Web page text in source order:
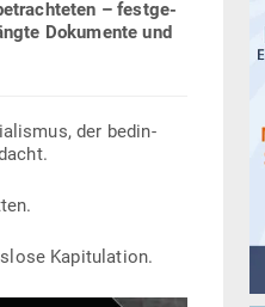
– fest­ge­
Doku­mente und
der bedin­
Kapitulation.